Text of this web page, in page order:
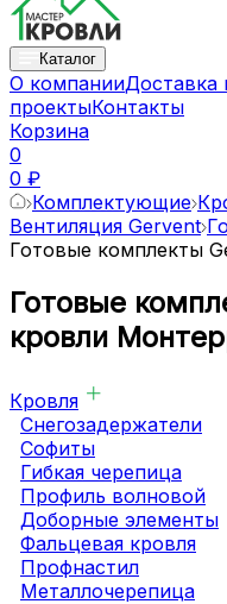
Каталог
О компанииДоставка
проектыКонтакты
Корзина
0
0 ₽
Комплектующие
Вентиляция Gervent
Готовые комплекты
Готовые
кровли
Кровля
Снегозадержатели
Софиты
Гибкая черепица
Профиль волновой
Доборные элементы
Фальцевая кровля
Профнастил
Металлочерепица